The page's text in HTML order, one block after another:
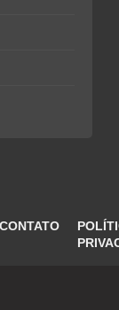
CONTATO